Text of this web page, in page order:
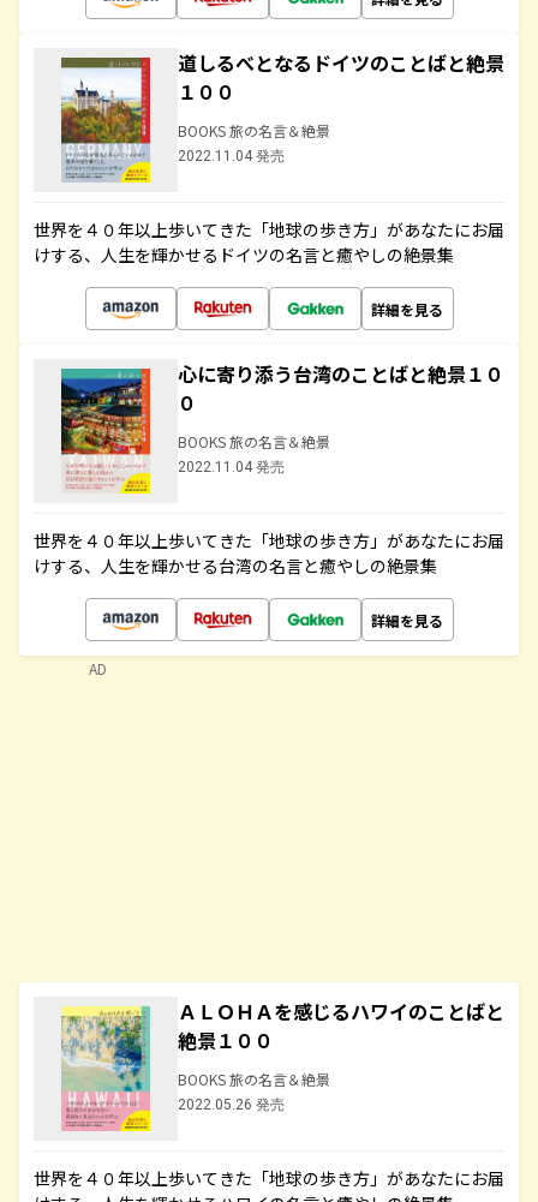
道しるべとなるドイツのことばと絶景
１００
BOOKS 旅の名言＆絶景
2022.11.04 発売
世界を４０年以上歩いてきた「地球の歩き方」があなたにお届
けする、人生を輝かせるドイツの名言と癒やしの絶景集
詳細を見る
心に寄り添う台湾のことばと絶景１０
０
BOOKS 旅の名言＆絶景
2022.11.04 発売
世界を４０年以上歩いてきた「地球の歩き方」があなたにお届
けする、人生を輝かせる台湾の名言と癒やしの絶景集
詳細を見る
ＡＬＯＨＡを感じるハワイのことばと
絶景１００
BOOKS 旅の名言＆絶景
2022.05.26 発売
世界を４０年以上歩いてきた「地球の歩き方」があなたにお届
AD